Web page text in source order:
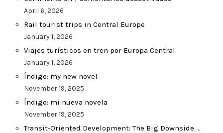
April 6, 2026
Rail tourist trips in Central Europe
January 1, 2026
Viajes turísticos en tren por Europa Central
January 1, 2026
Índigo: my new novel
November 19, 2025
Índigo: mi nueva novela
November 19, 2025
Transit-Oriented Development: The Big Downside …